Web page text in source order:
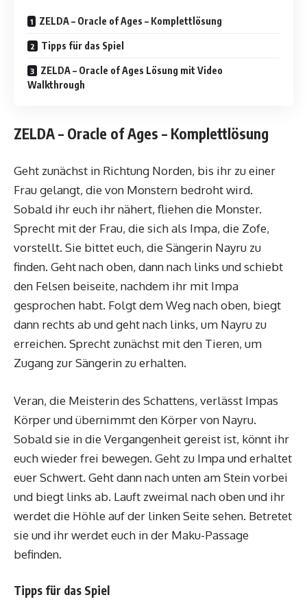
ZELDA – Oracle of Ages – Komplettlösung
Tipps für das Spiel
ZELDA – Oracle of Ages Lösung mit Video
Walkthrough
ZELDA – Oracle of Ages – Komplettlösung
Geht zunächst in Richtung Norden, bis ihr zu einer
Frau gelangt, die von Monstern bedroht wird.
Sobald ihr euch ihr nähert, fliehen die Monster.
Sprecht mit der Frau, die sich als Impa, die Zofe,
vorstellt. Sie bittet euch, die Sängerin Nayru zu
finden. Geht nach oben, dann nach links und schiebt
den Felsen beiseite, nachdem ihr mit Impa
gesprochen habt. Folgt dem Weg nach oben, biegt
dann rechts ab und geht nach links, um Nayru zu
erreichen. Sprecht zunächst mit den Tieren, um
Zugang zur Sängerin zu erhalten.
Veran, die Meisterin des Schattens, verlässt Impas
Körper und übernimmt den Körper von Nayru.
Sobald sie in die Vergangenheit gereist ist, könnt ihr
euch wieder frei bewegen. Geht zu Impa und erhaltet
euer Schwert. Geht dann nach unten am Stein vorbei
und biegt links ab. Lauft zweimal nach oben und ihr
werdet die Höhle auf der linken Seite sehen. Betretet
sie und ihr werdet euch in der Maku-Passage
befinden.
Tipps für das Spiel